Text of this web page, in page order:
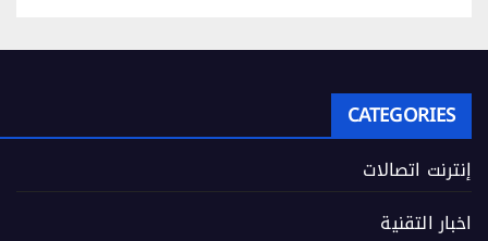
CATEGORIES
إنترنت اتصالات
اخبار التقنية